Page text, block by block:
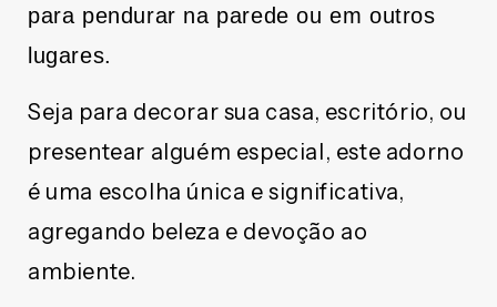
para pendurar na parede ou em outros
lugares.
Seja para decorar sua casa, escritório, ou
presentear alguém especial, este adorno
é uma escolha única e significativa,
agregando beleza e devoção ao
ambiente.